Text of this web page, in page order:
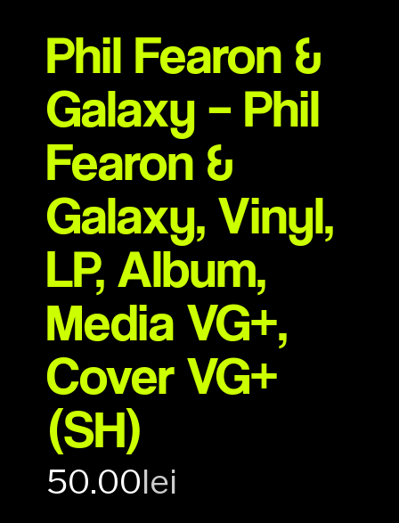
Phil Fearon &
Galaxy – Phil
Fearon &
Galaxy, Vinyl,
LP, Album,
Media VG+,
Cover VG+
(SH)
50.00lei